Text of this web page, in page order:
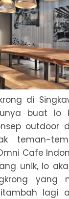
di
buat lo
outdoor
teman-
Cafe
unik, lo
yang
lagi